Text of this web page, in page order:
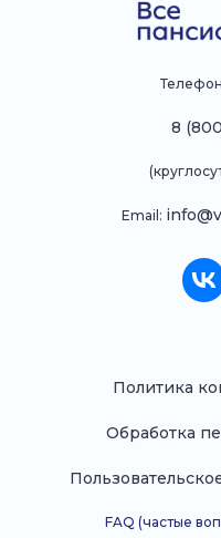
Политика
Обработка
FAQ (частые
8
Email: